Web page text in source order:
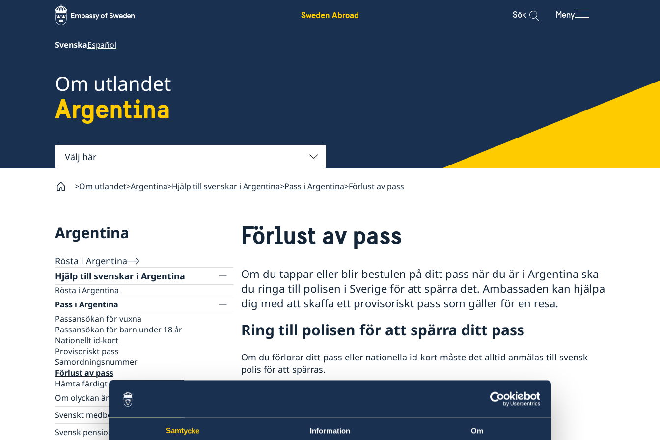
Samtycke Information Om
Sweden Abroad Sök Meny
SvenskaEspañol
Om utlandet
Argentina
Välj
här
Om utlandet Argentina Hjälp till svenskar i Argentina Pass i Argentina Förlust av pass
Argentina
Rösta i Argentina
Hjälp till svenskar i Argentina
Rösta i Argentina
Pass i Argentina
Passansökan för vuxna
Passansökan för barn under 18 år
Nationellt id-kort
Provisoriskt pass
Samordningsnummer
Förlust av pass
Hämta färdigt pass eller id-kort
Om olyckan är framme i Argentina
Polisanmälan
Förlust av pass eller bankkort
Ekonomisk hjälp
Svenskt medborgarskap i Argentina
Registrera nyfödd utomlands
Svensk pension i Argentina
Förlust av pass
Om du tappar eller blir bestulen på ditt pass när du är i Argentina ska
du ringa till polisen i Sverige för att spärra det. Ambassaden kan hjälpa
dig med att skaffa ett provisoriskt pass som gäller för en resa.
Ring till polisen för att spärra ditt pass
Om du förlorar ditt pass eller nationella id-kort måste det alltid anmälas till svensk
polis för att spärras.
Gör en polisanmälan